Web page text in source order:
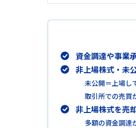
資金調達や事業
非上場株式・未
未公開＝上場し
取引所での売買
非上場株式を売
多額の資金調達